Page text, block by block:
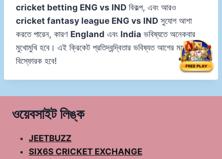
cricket betting ENG vs IND বিকল্প, এবং আরও
cricket fantasy league ENG vs IND সুযোগ আশা
করতে পারেন, কারণ England এবং India ভবিষ্যতে অনেকবার
মুখোমুখি হবে। এই ক্রিকেট প্রতিদ্বন্দ্বিতার ভবিষ্যত আগের মতোই
বিস্ফোরক হবে!
ওয়েবসাইট লিঙ্ক
JEETBUZZ
SIX6S CRICKET EXCHANGE